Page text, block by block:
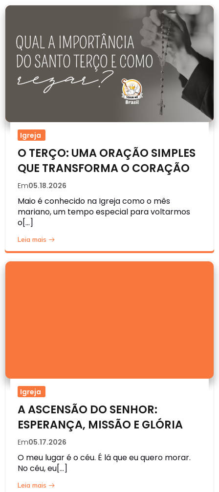
Igreja
O TERÇO: UMA ORAÇÃO SIMPLES
QUE TRANSFORMA O CORAÇÃO
Em05.18.2026
Maio é conhecido na Igreja como o mês
mariano, um tempo especial para voltarmos
o[…]
Leia mais
Igreja
A ASCENSÃO DO SENHOR:
ESPERANÇA, MISSÃO E GLÓRIA
Em05.17.2026
O meu lugar é o céu. É lá que eu quero morar.
No céu, eu[…]
Leia mais